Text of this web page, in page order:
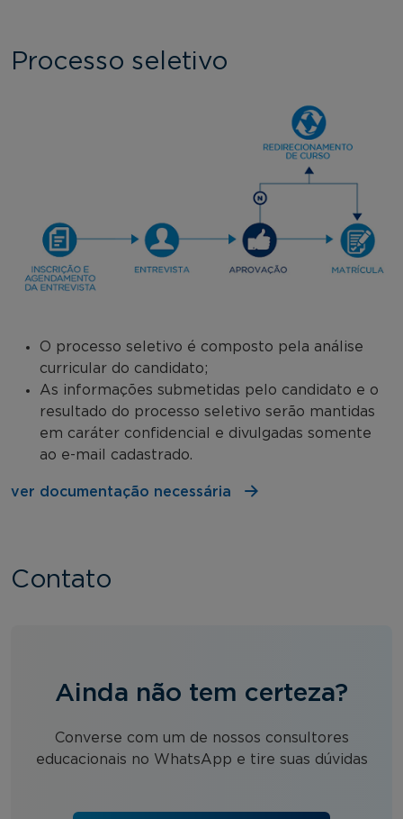
Processo seletivo
O processo seletivo é composto pela análise
curricular do candidato;
As informações submetidas pelo candidato e o
resultado do processo seletivo serão mantidas
em caráter confidencial e divulgadas somente
ao e-mail cadastrado.
ver documentação necessária
Contato
Ainda não tem certeza?
Converse com um de nossos consultores
educacionais no WhatsApp e tire suas dúvidas